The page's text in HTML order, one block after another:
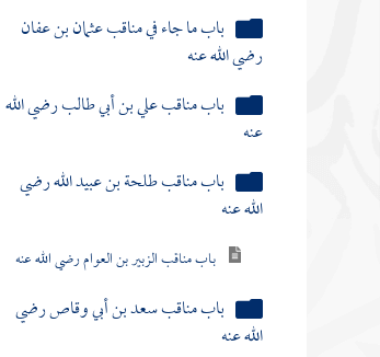
باب ما جاء في مناقب عثمان بن عفان
رضي الله عنه
باب مناقب علي بن أبي طالب رضي الله
عنه
باب مناقب طلحة بن عبيد الله رضي
الله عنه
باب مناقب الزبير بن العوام رضي الله عنه
باب مناقب سعد بن أبي وقاص رضي
الله عنه